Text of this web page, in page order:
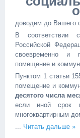
доводим до Вашего
В соответствии
Российской
своевременно и
помещение и
Пунктом 1 статьи
помещение и
десятого числа
если иной срок
многоквартирным
... Читать дальше »